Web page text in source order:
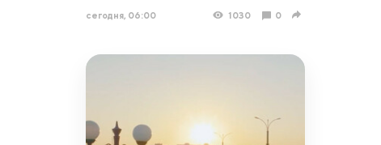
сегодня, 06:00 1030 0